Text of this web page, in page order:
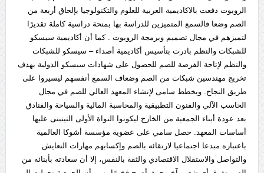
الروبوت دفعت بالاكاديمية العربية للعلوم والتكنولوجيا بإلحاق أربعة من
الصم وضعا فالسمع المتميزين للدراسة بها بمنحة دراسية كاملة تقديرًا
لتميزهم في مجال تصميم وبرمجة الروبوت . كما أن أكاديمية سيسكو
للشبكات والنظم بادرت بتأسيس أكاديمية أصداء – سيسكو للشبكات
والنظم لإتاحة الفرصة للصم للحصول على شهادات سيسكو الدولية بهدف
تخريج مهندسين شبكات من الصم وضعاف السمع أنفسهم ليسيروا على
طريق النجاح. ويخطط سامى لإنشاء المعهد العالي للصم في مجال
الحاسب الآلي والفنون التطبيقية والمحاسبة المالية والسياحة والفنادق
بعد عودة أبناء الجمعية من الخارج ليكونوا النواة الأولى التيتبنى عليها
أساسات المعهد. حصل سامي على عضوية مؤسسة أشوكا العالمية
باعتباره مبدعا اجتماعيا لارتقائه بالصم وإكسابهم مهارات التعايش
والتواصل والاستقلال الاقتصادي والثقة بالنفس، إلا أن سعادته بأبنائه من